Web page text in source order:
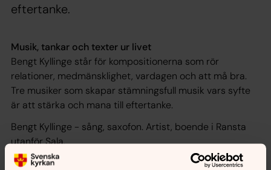
eftertanke.
Musik, tankar och texter ur livet
Bengt Kyllinge står för kompositionerna som rör
relationer, medmänsklighet, vardagen och att må bra.
Tre musiker som skapar stämningsfull musik vars syfte
är att stärka och mana till eftertanke.
Bengt Kyllinge - sång, saxofon. Artist, boende i Ransta
utanför Sala.
Anna-Karin Ander Glöde - sång, piano. Kyrkomusiker